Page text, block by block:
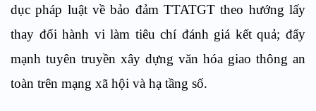
dục pháp luật về bảo đảm TTATGT theo hướng lấy
thay đổi hành vi làm tiêu chí đánh giá kết quả; đẩy
mạnh tuyên truyền xây dựng văn hóa giao thông an
toàn trên mạng xã hội và hạ tầng số.